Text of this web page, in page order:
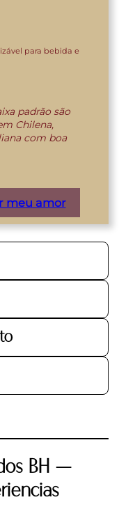
para bebida e
padrão são
Chilena,
com boa
meu amor
BH –